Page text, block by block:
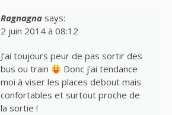
Ragnagna says:
2 juin 2014 à 08:12
J’ai toujours peur de pas sortir des
bus ou train
Donc j’ai tendance
moi à viser les places debout mais
confortables et surtout proche de
la sortie !